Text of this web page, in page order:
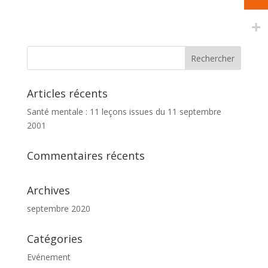
Articles récents
Santé mentale : 11 leçons issues du 11 septembre
2001
Commentaires récents
Archives
septembre 2020
Catégories
Evénement